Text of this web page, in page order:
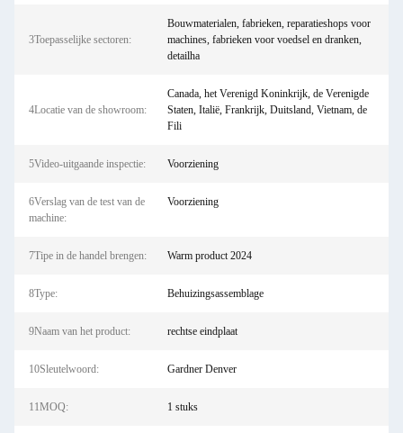
3Toepasselijke sectoren:
Bouwmaterialen, fabrieken, reparatieshops voor
machines, fabrieken voor voedsel en dranken,
detailha
4Locatie van de showroom:
Canada, het Verenigd Koninkrijk, de Verenigde
Staten, Italië, Frankrijk, Duitsland, Vietnam, de
Fili
5Video-uitgaande inspectie: Voorziening
6Verslag van de test van de
machine:
Voorziening
7Tipe in de handel brengen: Warm product 2024
8Type: Behuizingsassemblage
9Naam van het product: rechtse eindplaat
10Sleutelwoord: Gardner Denver
11MOQ: 1 stuks